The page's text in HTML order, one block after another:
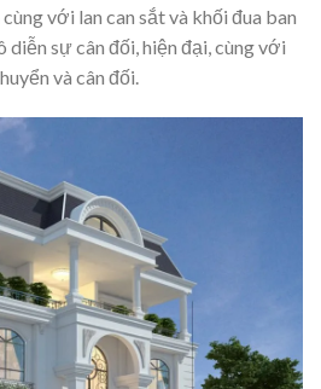
với lan can sắt và khối đua ban
diễn sự cân đối, hiện đại, cùng với
và cân đối.